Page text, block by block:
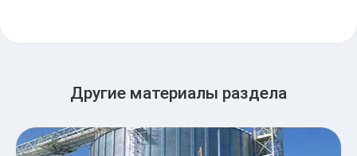
Другие материалы раздела